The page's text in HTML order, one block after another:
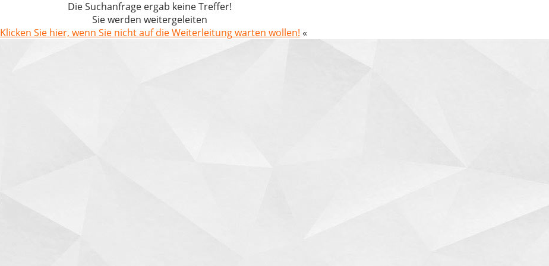
Die Suchanfrage ergab keine Treffer!
Sie werden weitergeleiten
Klicken Sie hier, wenn Sie nicht auf die Weiterleitung warten wollen! «